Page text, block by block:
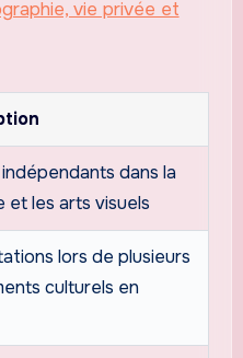
vie privée et
dans la
et les arts visuels
lors de plusieurs
culturels en